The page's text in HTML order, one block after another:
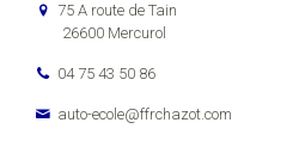
75 A route de Tain
26600 Mercurol
04 75 43 50 86
auto-ecole@ffrchazot.com